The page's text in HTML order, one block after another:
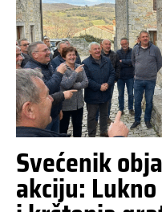
Svećenik
akciju: